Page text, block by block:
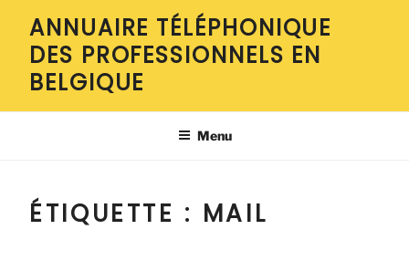
contenu
principal
ANNUAIRE TÉLÉPHONIQUE
DES PROFESSIONNELS EN
BELGIQUE
Menu
ÉTIQUETTE : MAIL